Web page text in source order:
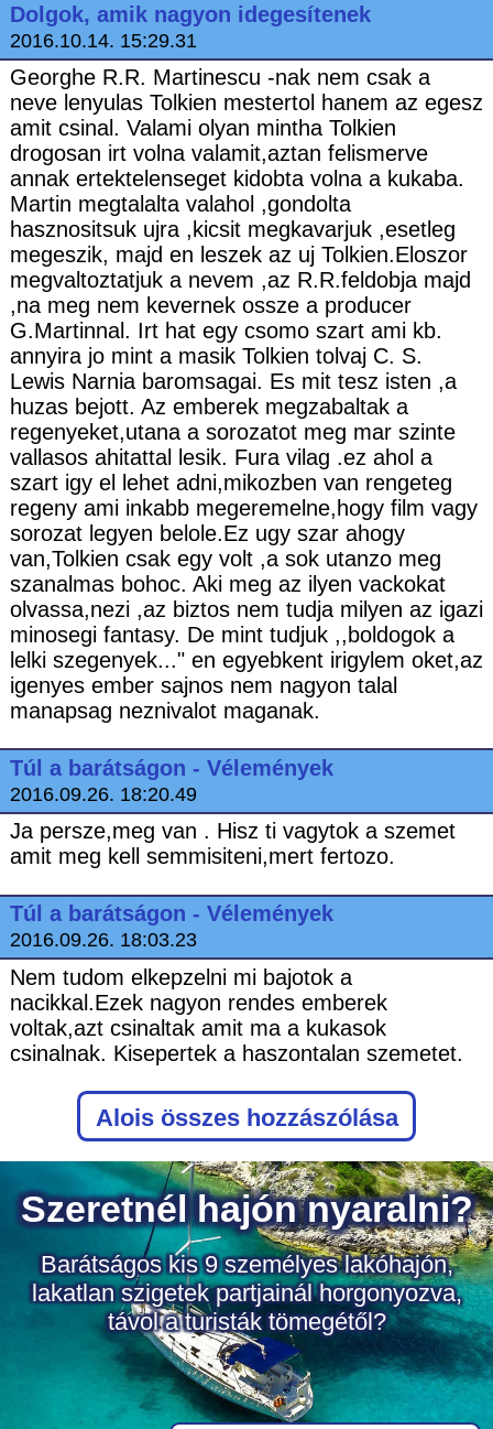
Dolgok, amik nagyon idegesítenek
2016.10.14. 15:29.31
Georghe R.R. Martinescu -nak nem csak a
neve lenyulas Tolkien mestertol hanem az egesz
amit csinal. Valami olyan mintha Tolkien
drogosan irt volna valamit,aztan felismerve
annak ertektelenseget kidobta volna a kukaba.
Martin megtalalta valahol ,gondolta
hasznositsuk ujra ,kicsit megkavarjuk ,esetleg
megeszik, majd en leszek az uj Tolkien.Eloszor
megvaltoztatjuk a nevem ,az R.R.feldobja majd
,na meg nem kevernek ossze a producer
G.Martinnal. Irt hat egy csomo szart ami kb.
annyira jo mint a masik Tolkien tolvaj C. S.
Lewis Narnia baromsagai. Es mit tesz isten ,a
huzas bejott. Az emberek megzabaltak a
regenyeket,utana a sorozatot meg mar szinte
vallasos ahitattal lesik. Fura vilag .ez ahol a
szart igy el lehet adni,mikozben van rengeteg
regeny ami inkabb megeremelne,hogy film vagy
sorozat legyen belole.Ez ugy szar ahogy
van,Tolkien csak egy volt ,a sok utanzo meg
szanalmas bohoc. Aki meg az ilyen vackokat
olvassa,nezi ,az biztos nem tudja milyen az igazi
minosegi fantasy. De mint tudjuk ,,boldogok a
lelki szegenyek..." en egyebkent irigylem oket,az
igenyes ember sajnos nem nagyon talal
manapsag neznivalot maganak.
Túl a barátságon - Vélemények
2016.09.26. 18:20.49
Ja persze,meg van . Hisz ti vagytok a szemet
amit meg kell semmisiteni,mert fertozo.
Túl a barátságon - Vélemények
2016.09.26. 18:03.23
Nem tudom elkepzelni mi bajotok a
nacikkal.Ezek nagyon rendes emberek
voltak,azt csinaltak amit ma a kukasok
csinalnak. Kisepertek a haszontalan szemetet.
Alois összes hozzászólása